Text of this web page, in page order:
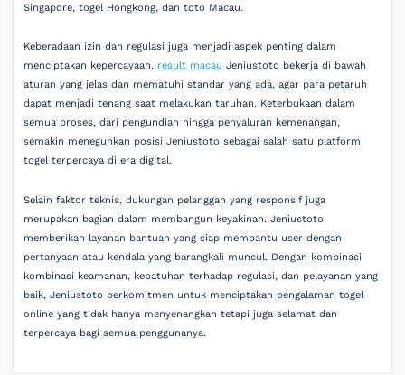
Singapore, togel Hongkong, dan toto Macau.
Keberadaan izin dan regulasi juga menjadi aspek penting dalam
menciptakan kepercayaan. result macau Jeniustoto bekerja di bawah
aturan yang jelas dan mematuhi standar yang ada, agar para petaruh
dapat menjadi tenang saat melakukan taruhan. Keterbukaan dalam
semua proses, dari pengundian hingga penyaluran kemenangan,
semakin meneguhkan posisi Jeniustoto sebagai salah satu platform
togel terpercaya di era digital.
Selain faktor teknis, dukungan pelanggan yang responsif juga
merupakan bagian dalam membangun keyakinan. Jeniustoto
memberikan layanan bantuan yang siap membantu user dengan
pertanyaan atau kendala yang barangkali muncul. Dengan kombinasi
kombinasi keamanan, kepatuhan terhadap regulasi, dan pelayanan yang
baik, Jeniustoto berkomitmen untuk menciptakan pengalaman togel
online yang tidak hanya menyenangkan tetapi juga selamat dan
terpercaya bagi semua penggunanya.